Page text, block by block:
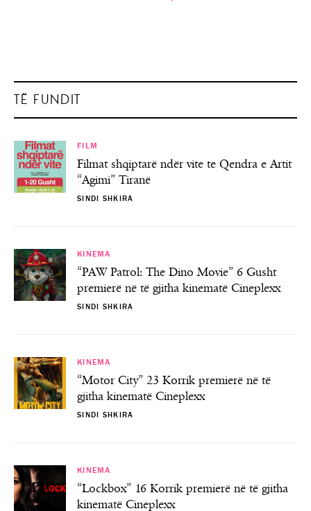
TË FUNDIT
FILM
Filmat shqiptarë ndër vite te Qendra e Artit
“Agimi” Tiranë
SINDI SHKIRA
KINEMA
“PAW Patrol: The Dino Movie” 6 Gusht
premierë në të gjitha kinematë Cineplexx
SINDI SHKIRA
KINEMA
“Motor City” 23 Korrik premierë në të
gjitha kinematë Cineplexx
SINDI SHKIRA
KINEMA
“Lockbox” 16 Korrik premierë në të gjitha
kinematë Cineplexx